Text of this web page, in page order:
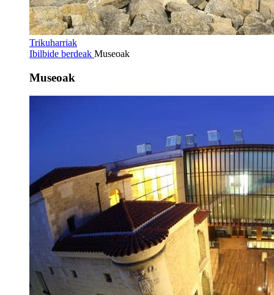
Trikuharriak
Ibilbide berdeak Museoak
Museoak